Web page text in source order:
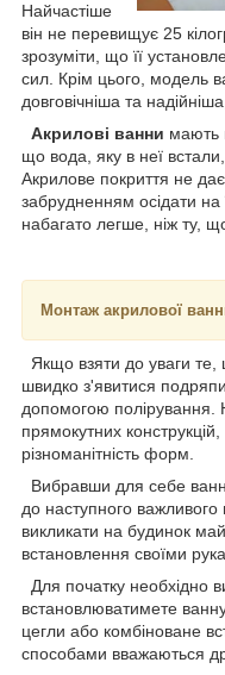
Найчастіше
він не перевищує 25
зрозуміти, що її
сил. Крім цього, модель
довговічніша та
Акрилові ванни мають
що вода, яку в неї
Акрилове покриття не
забрудненням осідати на
набагато легше, ніж ту,
Монтаж акрилової
Якщо взяти до уваги
швидко з'явитися
допомогою полірування.
прямокутних
різноманітність форм.
Вибравши для себе
до наступного
викликати на будинок
встановлення своїми
Для початку необхідно
встановлюватимете
цегли або комбіноване
способами вважаються